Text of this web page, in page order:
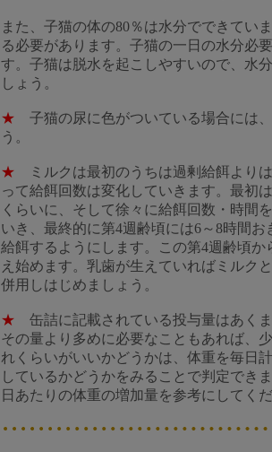
また、子猫の体の80％は水分でできてい
る必要があります。子猫の一日の水分必
す。子猫は脱水を起こしやすいので、水
しょう。
★ 子猫の尿に色がついている場合には
う。
★ ミルクは最初のうちは過剰給餌より
って給餌回数は変化していきます。最初
くらいに、そして徐々に給餌回数・時間
いき、最終的に第4週齢頃には6～8時間お
給餌するようにします。この第4週齢頃か
え始めます。乳歯が生えていればミルク
併用しはじめましょう。
★ 缶詰に記載されている投与量はあく
その量より多めに必要なこともあれば、
れくらいがいいかどうかは、体重を毎日
しているかどうかをみることで判定でき
日あたりの体重の増加量を参考にしてくだ